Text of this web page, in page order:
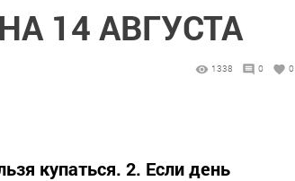
14 АВГУСТА
1338 0 0
купаться. 2. Если день